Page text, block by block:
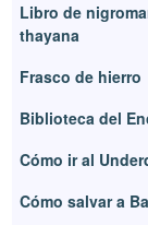
Libro de
thayana
Frasco de hierro
Biblioteca del
Cómo ir al
Cómo salvar a